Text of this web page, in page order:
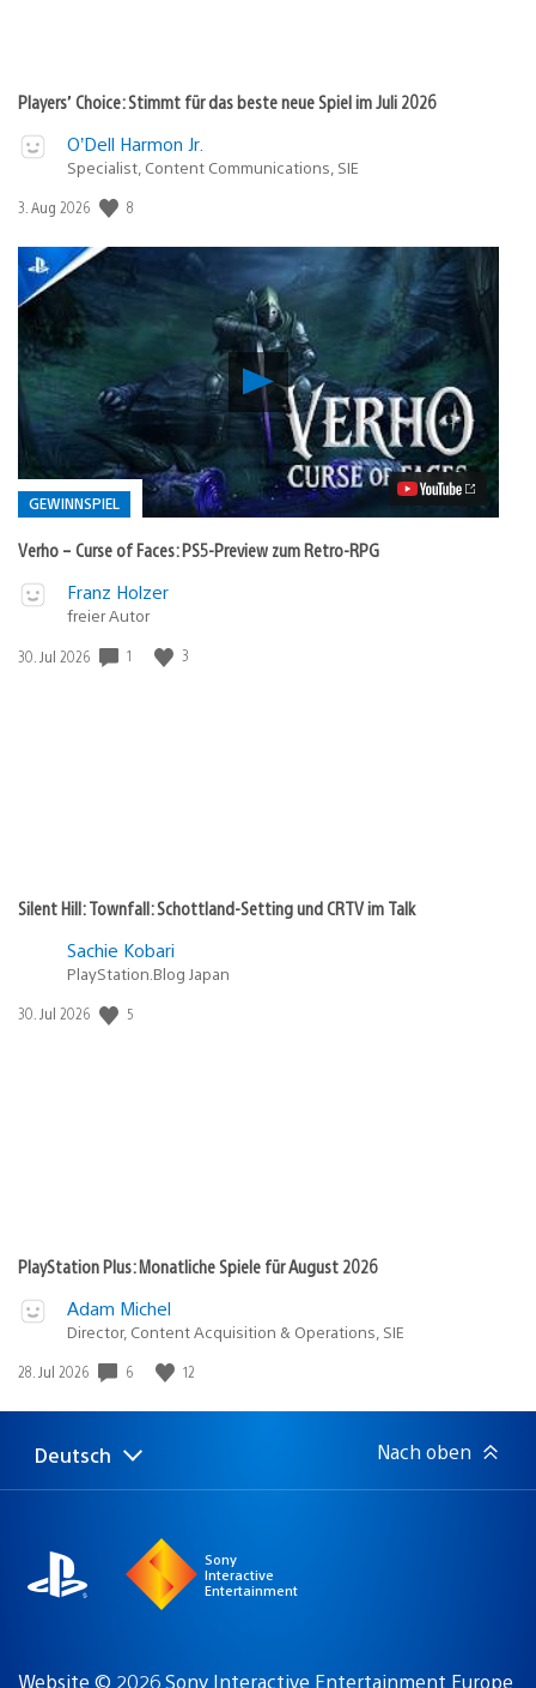
Players’ Choice: Stimmt für das beste neue Spiel im Juli 2026
O’Dell Harmon Jr.
Specialist, Content Communications, SIE
Veröffentlichungsdatum:
3. Aug 2026 8
Verho
–
Curse
of
Faces:
PS5-
Preview
zum
Retro-
GEWINNSPIEL
Verho – Curse of Faces: PS5-Preview zum Retro-RPG
Veröffentlicht
Gewinnspiel
Franz Holzer
freier Autor
Veröffentlichungsdatum:
30. Jul 2026 1 3
Silent Hill: Townfall: Schottland-Setting und CRTV im Talk
Sachie Kobari
PlayStation.Blog Japan
Veröffentlichungsdatum:
30. Jul 2026 5
PlayStation Plus: Monatliche Spiele für August 2026
Adam Michel
Director, Content Acquisition & Operations, SIE
Veröffentlichungsdatum:
28. Jul 2026 6 12
Select
a
Aktuelle
Region:
Deutsch Nach oben
Sony
Interactive
Entertainment
Website © 2026 Sony Interactive Entertainment Europe